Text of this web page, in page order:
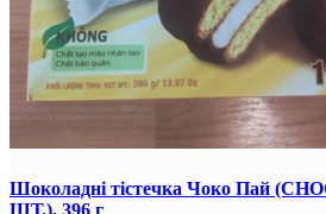
Шоколадні тістечка Чоко Пай
ШТ.), 396 г